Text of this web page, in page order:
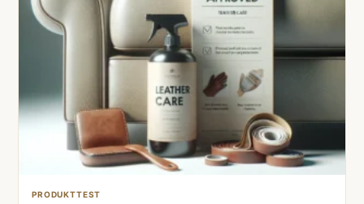
PRODUKTTEST